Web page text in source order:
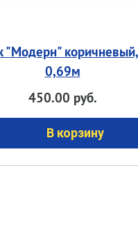
"Модерн"
0,69м
450.00 руб.